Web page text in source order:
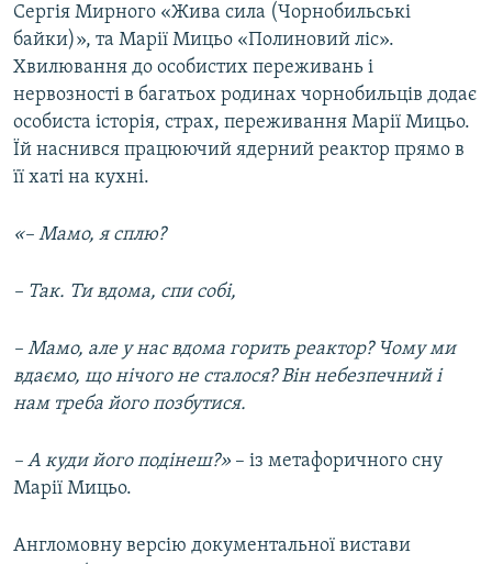
Сергія Мирного «Жива сила (Чорнобильські
байки)», та Марії Мицьо «Полиновий ліс».
Хвилювання до особистих переживань і
нервозності в багатьох родинах чорнобильців додає
особиста історія, страх, переживання Марії Мицьо.
Їй наснився працюючий ядерний реактор прямо в
її хаті на кухні.
«– Мамо, я сплю?
– Так. Ти вдома, спи собі,
– Мамо, але у нас вдома горить реактор? Чому ми
вдаємо, що нічого не сталося? Він небезпечний і
нам треба його позбутися.
– А куди його подінеш?» – із метафоричного сну
Марії Мицьо.
Англомовну версію документальної вистави